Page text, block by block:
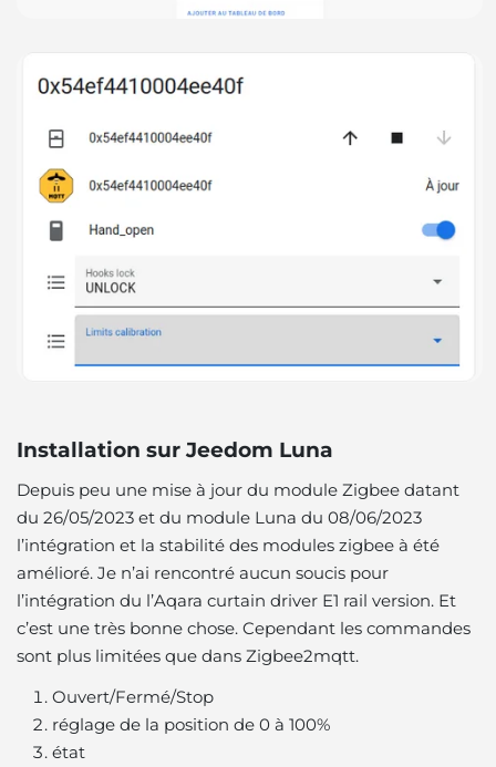
Installation sur Jeedom Luna
Depuis peu une mise à jour du module Zigbee datant
du 26/05/2023 et du module Luna du 08/06/2023
l’intégration et la stabilité des modules zigbee à été
amélioré. Je n’ai rencontré aucun soucis pour
l’intégration du l’Aqara curtain driver E1 rail version. Et
c’est une très bonne chose. Cependant les commandes
sont plus limitées que dans Zigbee2mqtt.
Ouvert/Fermé/Stop
réglage de la position de 0 à 100%
état